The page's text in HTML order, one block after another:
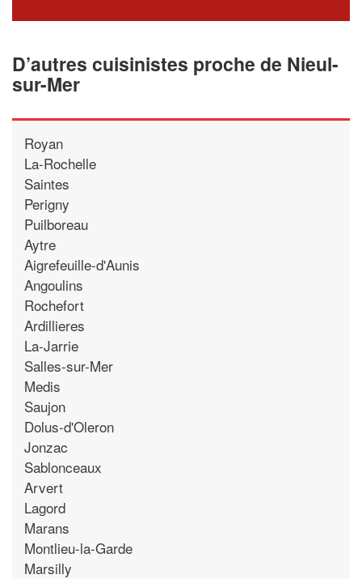
D’autres cuisinistes proche de Nieul-
sur-Mer
Royan
La-Rochelle
Saintes
Perigny
Puilboreau
Aytre
Aigrefeuille-d'Aunis
Angoulins
Rochefort
Ardillieres
La-Jarrie
Salles-sur-Mer
Medis
Saujon
Dolus-d'Oleron
Jonzac
Sablonceaux
Arvert
Lagord
Marans
Montlieu-la-Garde
Marsilly